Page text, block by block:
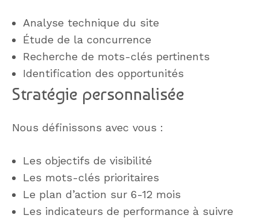
Analyse technique du site
Étude de la concurrence
Recherche de mots-clés pertinents
Identification des opportunités
Stratégie personnalisée
Nous définissons avec vous :
Les objectifs de visibilité
Les mots-clés prioritaires
Le plan d’action sur 6-12 mois
Les indicateurs de performance à suivre